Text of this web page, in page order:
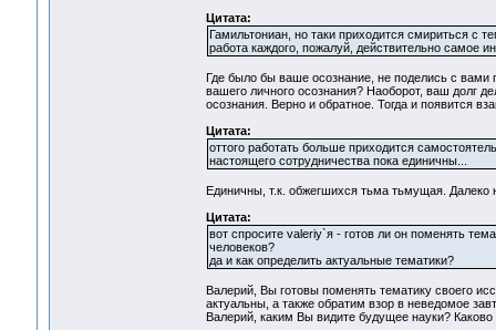
Цитата:
Гамильтониан, но таки приходится смириться с
работа каждого, пожалуй, действительно самое
Где было бы ваше осознание, не поделись с
вашего личного осознания? Наоборот, ваш долг
осознания. Верно и обратное. Тогда и появится
Цитата:
оттого работать больше приходится
настоящего сотрудничества пока единичны...
Единичны, т.к. обжегшихся тьма тьмущая.
Цитата:
вот спросите valeriy`я - готов ли он поменять
человеков?
да и как определить актуальные тематики?
Валерий, Вы готовы поменять тематику своего
актуальны, а также обратим взор в неведомое
Валерий, каким Вы видите будущее науки?